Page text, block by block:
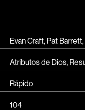
Evan Craft, Pat
Atributos de Dios,
Rápido
104